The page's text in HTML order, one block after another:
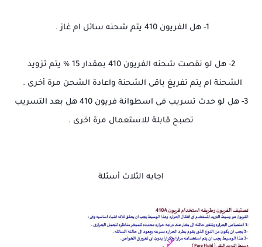
1- هل الفريون 410 يتم شحنه سائل ام غاز .
2- هل لو نقصت شحنه الفريون 410 بمقدار 15 % يتم تزويد
الشحنة ام يتم تفريغ باقى الشحنة واعادة الشحن مرة أخرى .
3- هل لو حدث تسريب فى اسطوانة فريون 410 هل بعد التسريب
تصبح قابلة للاستعمال مرة اخرى .
اجابه الثلاث أسئلة